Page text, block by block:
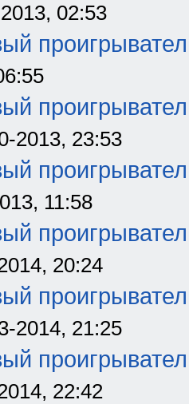
02:53
2013, 23:53
11:58
20:24
2014, 21:25
22:42